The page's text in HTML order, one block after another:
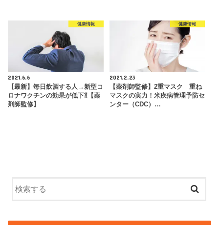
健康情報
2021.6.6
【最新】毎日飲酒する人→新型コ
ロナワクチンの効果が低下⁈【薬
剤師監修】
健康情報
2021.2.23
【薬剤師監修】2重マスク 重ね
マスクの実力！米疾病管理予防セ
ンター（CDC）…